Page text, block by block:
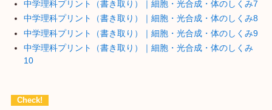
中学理科プリント（書き取り）｜細胞・光合成・体のしくみ7
中学理科プリント（書き取り）｜細胞・光合成・体のしくみ8
中学理科プリント（書き取り）｜細胞・光合成・体のしくみ9
中学理科プリント（書き取り）｜細胞・光合成・体のしくみ
10